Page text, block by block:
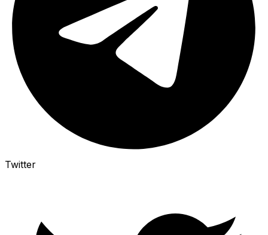
Twitter